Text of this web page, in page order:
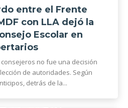
entre el Frente
con LLA dejó la
Escolar en
no fue una decisión
de autoridades. Según
detrás de la...